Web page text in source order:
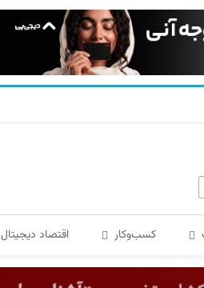
کسب‌و‌کار اقتصاد دیجیتال